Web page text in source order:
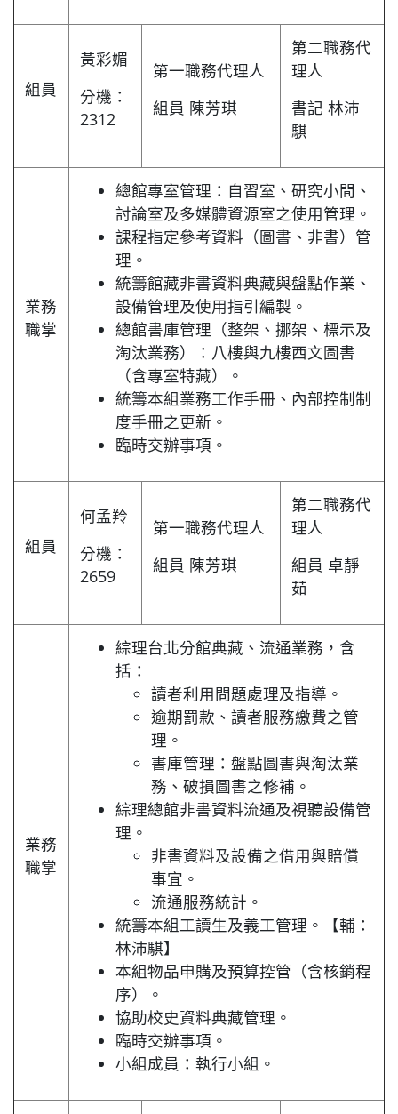
組員
黃彩媚
分機：
2312
第一職務代理人
組員 陳芳琪
第二職務代
理人
書記 林沛
騏
業務
職掌
總館專室管理：自習室、研究小間、
討論室及多媒體資源室之使用管理。
課程指定參考資料（圖書、非書）管
理。
統籌館藏非書資料典藏與盤點作業、
設備管理及使用指引編製。
總館書庫管理（整架、挪架、標示及
淘汰業務）：八樓與九樓西文圖書
（含專室特藏）。
統籌本組業務工作手冊、內部控制制
度手冊之更新。
臨時交辦事項。
組員
何孟羚
分機：
2659
第一職務代理人
組員 陳芳琪
第二職務代
理人
組員 卓靜
茹
業務
職掌
綜理台北分館典藏、流通業務，含
括：
讀者利用問題處理及指導。
逾期罰款、讀者服務繳費之管
理。
書庫管理：盤點圖書與淘汰業
務、破損圖書之修補。
綜理總館非書資料流通及視聽設備管
理。
非書資料及設備之借用與賠償
事宜。
流通服務統計。
統籌本組工讀生及義工管理。【輔：
林沛騏】
本組物品申購及預算控管（含核銷程
序）。
協助校史資料典藏管理。
臨時交辦事項。
小組成員：執行小組。